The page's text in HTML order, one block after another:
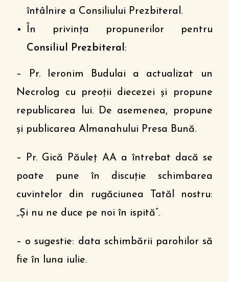
întâlnire a Consiliului Prezbiteral.
În privința propunerilor pentru
Consiliul Prezbiteral:
– Pr. Ieronim Budulai a actualizat un
Necrolog cu preoții diecezei și propune
republicarea lui. De asemenea, propune
și publicarea Almanahului Presa Bună.
– Pr. Gică Păuleț AA a întrebat dacă se
poate pune în discuție schimbarea
cuvintelor din rugăciunea Tatăl nostru:
„Și nu ne duce pe noi în ispită”.
– o sugestie: data schimbării parohilor să
fie în luna iulie.